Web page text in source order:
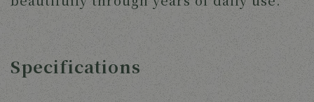
Specifications